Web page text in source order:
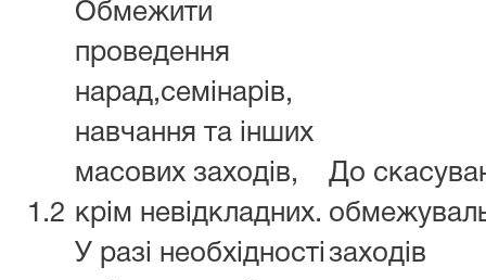
1.2
Обмежити
проведення
нарад,семінарів,
навчання та інших
масових заходів,
крім невідкладних.
У разі необхідності
До
заходів